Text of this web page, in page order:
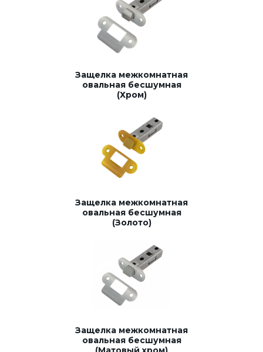
Защелка межкомнатная
овальная бесшумная
(Хром)
Защелка межкомнатная
овальная бесшумная
(Золото)
Защелка межкомнатная
овальная бесшумная